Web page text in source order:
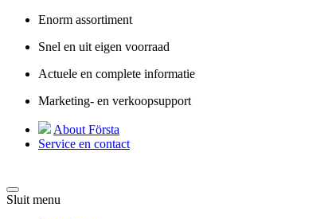
Enorm assortiment
Snel en uit eigen voorraad
Actuele en complete informatie
Marketing- en verkoopsupport
About Första
Service en contact
Sluit menu